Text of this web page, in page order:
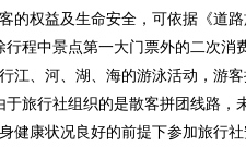
的权益及生命安全，可依据《道
行程中景点第一大门票外的二次消
江、河、湖、海的游泳活动，游
于旅行社组织的是散客拼团线路，
健康状况良好的前提下参加旅行